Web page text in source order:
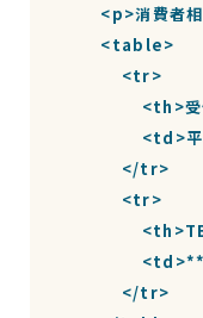
<p>消費
        <table>
            <tr>
            </tr>
            <tr>
            </tr>